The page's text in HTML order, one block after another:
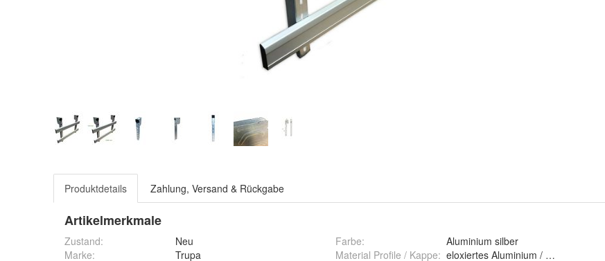
Produktdetails Zahlung, Versand & Rückgabe
Artikelmerkmale
Zustand:
Neu
Marke:
Trupa
Farbe:
Aluminium silber
Material Profile / Kappe: eloxiertes Aluminium / PE Polyethylen